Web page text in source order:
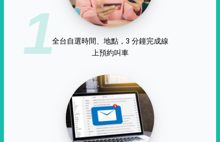
1全台自選時間、地點，3 分鐘完成線
上預約叫車